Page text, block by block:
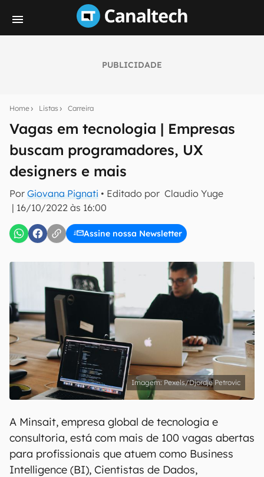
PUBLICIDADE
Home Listas Carreira
Vagas em tecnologia | Empresas
buscam programadores, UX
designers e mais
Por Giovana Pignati • Editado por Claudio Yuge
| 16/10/2022 às 16:00
Assine nossa Newsletter
notícias e reviews sobre tecnologia em primeira
E-mail
inscreva-se
Confirmo que li, aceito e concordo com os Termos de
Uso e Política de Privacidade do Canaltech.
Pexels/Djordje Petrovic
A Minsait, empresa global de tecnologia e
consultoria, está com mais de 100 vagas abertas
para profissionais que atuem como Business
Intelligence (BI), Cientistas de Dados,